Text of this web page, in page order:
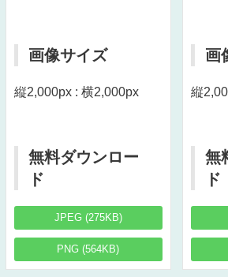
画像サイズ
縦2,000px : 横2,000px
無料ダウンロー
ド
JPEG (275KB)
PNG (564KB)
画
縦
無
ド